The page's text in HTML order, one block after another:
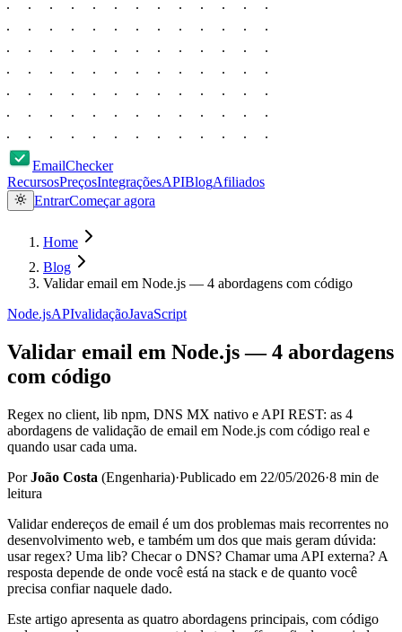
EmailChecker
RecursosPreçosIntegraçõesAPIBlogAfiliados
EntrarComeçar agora
Home
Blog
Validar email em Node.js — 4 abordagens com código
Node.jsAPIvalidaçãoJavaScript
Validar email em Node.js — 4 abordagens
com código
Regex no client, lib npm, DNS MX nativo e API REST: as 4
abordagens de validação de email em Node.js com código real e
quando usar cada uma.
Por João Costa (Engenharia)·Publicado em 22/05/2026·8 min de
leitura
Validar endereços de email é um dos problemas mais recorrentes no
desenvolvimento web, e também um dos que mais geram dúvida:
usar regex? Uma lib? Checar o DNS? Chamar uma API externa? A
resposta depende de onde você está na stack e de quanto você
precisa confiar naquele dado.
Este artigo apresenta as quatro abordagens principais, com código